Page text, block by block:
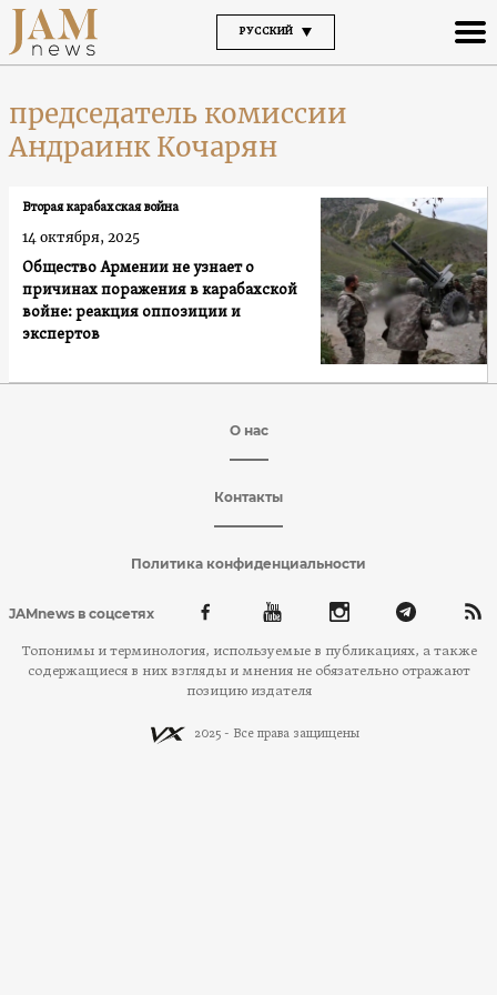
РУССКИЙ
председатель комиссии
Андраинк Кочарян
Общество Армении не узнает о
причинах поражения в карабахской
войне: реакция оппозиции и
экспертов
Вторая карабахская война
14 октября, 2025
О нас
Контакты
Политика конфиденциальности
JAMnews в соцсетях
Топонимы и терминология, используемые в публикациях, а также
содержащиеся в них взгляды и мнения не обязательно отражают
позицию издателя
2025 - Все права защищены